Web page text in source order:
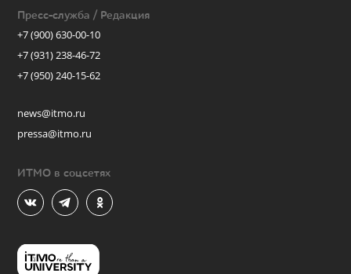
Пресс-служба / Редакция
+7 (900) 630-00-10
+7 (931) 238-46-72
+7 (950) 240-15-62
news@itmo.ru
pressa@itmo.ru
ИТМО в соцсетях